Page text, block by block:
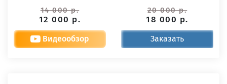
14 000 р.
12 000 р.
20 000 р.
18 000 р.
Видеообзор Заказать